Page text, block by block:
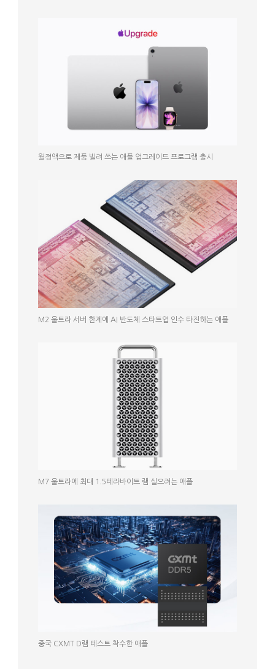
월정액으로 제품 빌려 쓰는 애플 업그레이드 프로그램 출시
M2 울트라 서버 한계에 AI 반도체 스타트업 인수 타진하는 애플
M7 울트라에 최대 1.5테라바이트 램 실으려는 애플
중국 CXMT D램 테스트 착수한 애플